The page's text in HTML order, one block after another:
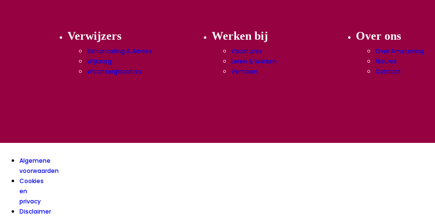
Verwijzers
Behandeling & Advies
Wijkzorg
Woonzorglocaties
Werken bij
Vacatures
Leren & Werken
Verhalen
Over ons
Over Amstelring
Nieuws
Contact
Algemene
voorwaarden
Cookies
en
privacy
Disclaimer